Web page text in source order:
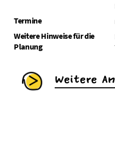
Termine
Weitere Hinweise für die
Planung
Weitere